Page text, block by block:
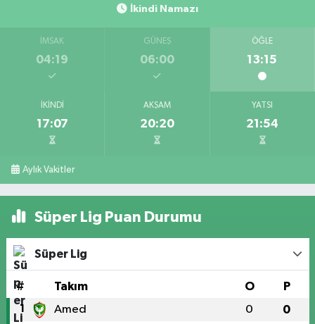
İkindi Namazı
İMSAK
04:19
GÜNEŞ
06:00
ÖĞLE
13:15
İKINDI
17:07
AKŞAM
20:20
YATSI
21:54
Aylık Vakitler
Süper Lig Puan Durumu
Süper Lig
# Takım O P
1 Amed 0 0